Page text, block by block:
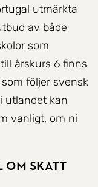
utmärkta
av både
som
årskurs 6 finns
följer svensk
utlandet kan
vanligt, om ni
skatt